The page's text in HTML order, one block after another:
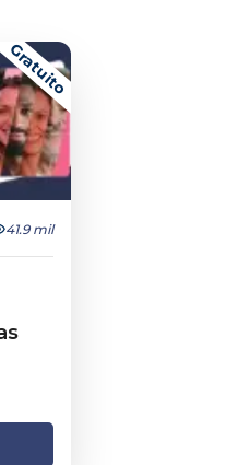
Gratuito
41.9 mil